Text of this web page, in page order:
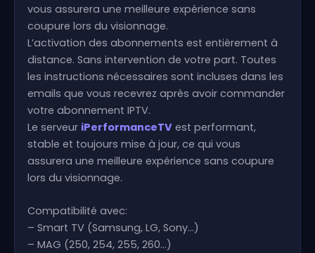
vous assurera une meilleure expérience sans
coupure lors du visionnage.
L’activation des abonnements est entièrement à
distance. Sans intervention de votre part. Toutes
les instructions nécessaires sont incluses dans les
emails que vous recevrez après avoir commander
votre abonnement IPTV.
Le serveur iPerformanceTV est performant,
stable et toujours mise à jour, ce qui vous
assurera une meilleure expérience sans coupure
lors du visionnage.
Compatibilité avec:
– Smart TV (Samsung, LG, Sony…)
– MAG (250, 254, 255, 260…)